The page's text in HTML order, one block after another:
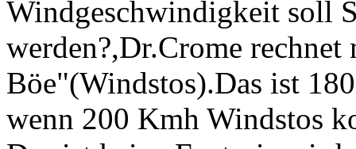
Windgeschwindigkeit soll
werden?,Dr.Crome rechnet
Böe"(Windstos).Das ist
wenn 200 Kmh Windstos